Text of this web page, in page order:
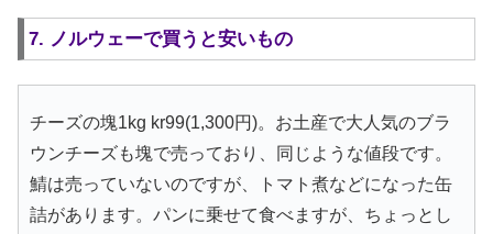
7. ノルウェーで買うと安いもの
チーズの塊1kg kr99(1,300円)。お土産で大人気のブラ
ウンチーズも塊で売っており、同じような値段です。
鯖は売っていないのですが、トマト煮などになった缶
詰があります。パンに乗せて食べますが、ちょっとし